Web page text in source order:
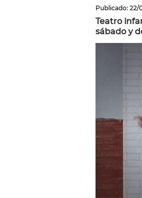
Publicado: 22/
Teatro
sábado y